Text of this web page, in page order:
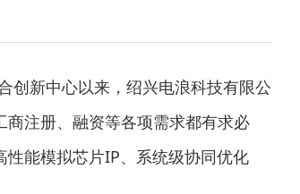
创新中心以来，绍兴电浪科技有限公
商注册、融资等各项需求都有求必
性能模拟芯片IP、系统级协同优化